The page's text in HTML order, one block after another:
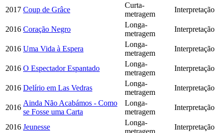
2017 Coup de Grâce
Curta-
metragem
Interpretação
2016 Coração Negro
Longa-
metragem
Interpretação
2016 Uma Vida à Espera
Longa-
metragem
Interpretação
2016 O Espectador Espantado
Longa-
metragem
Interpretação
2016 Delírio em Las Vedras
Longa-
metragem
Interpretação
2016
Ainda Não Acabámos - Como
se Fosse uma Carta
Longa-
metragem
Interpretação
2016 Jeunesse
Longa-
metragem
Interpretação